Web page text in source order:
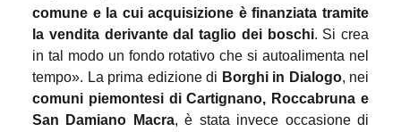
comune e la cui acquisizione è finanziata tramite
la vendita derivante dal taglio dei boschi. Si crea
in tal modo un fondo rotativo che si autoalimenta nel
tempo». La prima edizione di Borghi in Dialogo, nei
comuni piemontesi di Cartignano, Roccabruna e
San Damiano Macra, è stata invece occasione di